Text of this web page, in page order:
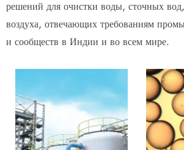
решений для очистки воды, сточных
воздуха, отвечающих требованиям
и сообществ в Индии и во всем мире.